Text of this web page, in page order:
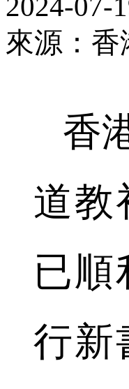
2024-07-
來源：香
香
道教
已順
行新